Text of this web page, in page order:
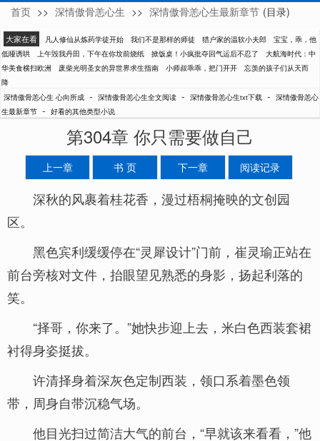
心向所成
首页 >> 深情傲骨恙心生 >> 深情傲骨恙心生最新章节 (目录)
大家在看 凡人修仙从炼药学徒开始 我们不是那样的师徒 猎户家的温软小夫郎
宝宝，乖，他
低哑诱哄
上午毁我丹田，下午在你坟前烧纸 掀饭桌！小疯批夺回气运后不忍了
大航海时代：中
华美食横扫欧洲
废柴光明圣女的异世界求生指南 小师叔乖乖，把门开开
忘羡的孩子们从天而
降
深情傲骨恙心生 心向所成 - 深情傲骨恙心生全文阅读 - 深情傲骨恙心生txt下载 - 深情傲骨恙心
生最新章节 - 好看的其他类型小说
第304章 你只需要做自己
上一章 书 页 下一章 阅读记录
深秋的风裹着桂花香，漫过梧桐掩映的文创园
区。
黑色宾利缓缓停在“灵犀设计”门前，崔灵瑜正站在
前台旁核对文件，抬眼望见熟悉的身影，扬起利落的
笑。
“择哥，你来了。”她快步迎上去，米白色西装套裙
衬得身姿挺拔。
许清择身着深灰色定制西装，领口系着墨色领
带，周身自带沉稳气场。
他目光扫过简洁大气的前台，“早就该来看看，”他